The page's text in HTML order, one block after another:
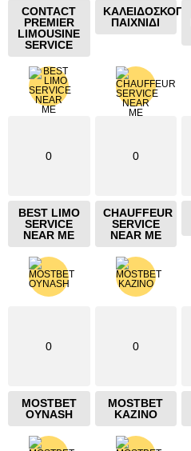
CONTACT
PREMIER
LIMOUSINE
SERVICE
ΚΑΛΕΙΔΟΣΚΟΠΙΟ
ΠΑΙΧΝΙΔΙ
0
BEST LIMO
SERVICE
NEAR ME
0
CHAUFFEUR
SERVICE
NEAR ME
0
MOSTBET
OYNASH
0
MOSTBET
KAZINO